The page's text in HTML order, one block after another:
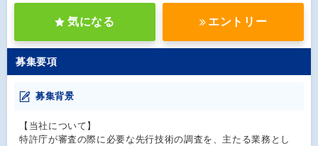
気になる エントリー
募集要項
募集背景
【当社について】
特許庁が審査の際に必要な先行技術の調査を、主たる業務とし